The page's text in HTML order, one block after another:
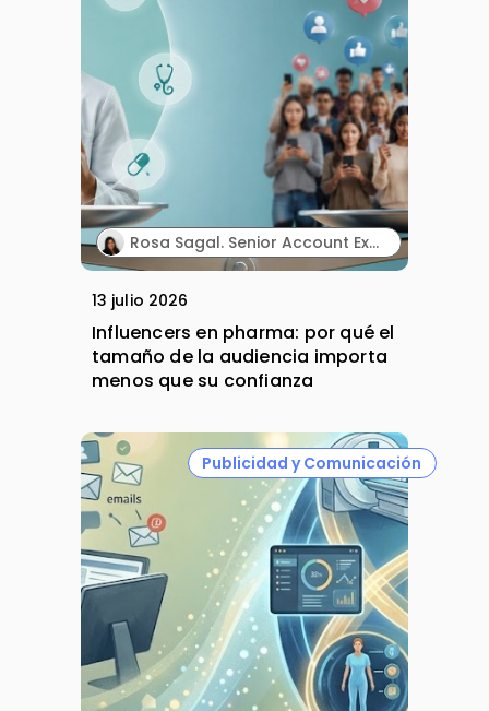
Rosa Sagal. Senior Account Executive. Territory Influence.
13 julio 2026
Influencers en pharma: por qué el
tamaño de la audiencia importa
menos que su confianza
Publicidad y Comunicación